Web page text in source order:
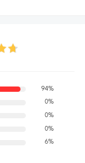
94%
0%
0%
0%
6%